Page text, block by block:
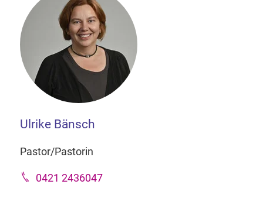
Ulrike Bänsch
Pastor/Pastorin
0421 2436047